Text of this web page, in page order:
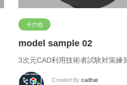
その他
model sample 02
3次元CAD利用技術者試験対策練
Created By cadhat